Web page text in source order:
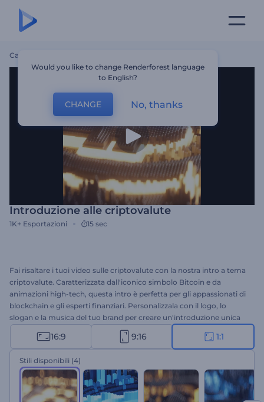
Casa
Introduzione alle criptovalute
1K+ Esportazioni 15 sec
Fai risaltare i tuoi video sulle criptovalute con la nostra intro a tema
criptovalute. Caratterizzata dall'iconico simbolo Bitcoin e da
animazioni high-tech, questa intro è perfetta per gli appassionati di
blockchain e gli esperti finanziari. Personalizzala con il logo, lo
slogan e la musica del tuo brand per creare un'introduzione unica
per il tuo canale YouTube, webinar, presentazioni e qualsiasi altro
progetto legato alle criptovalute. Crea ora e lascia il segno nel
settore!
16:9 9:16 1:1
Stili disponibili (4)
Would you like to change Renderforest language
to English?
CHANGE No, thanks